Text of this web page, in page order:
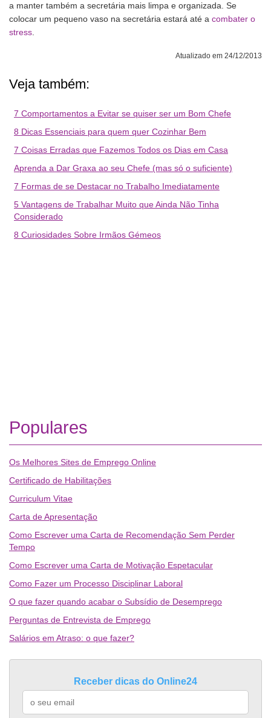
a manter também a secretária mais limpa e organizada. Se
colocar um pequeno vaso na secretária estará até a combater o
stress
Atualizado em 24/12/2013
Veja também:
7 Comportamentos a Evitar se quiser ser um Bom Chefe
8 Dicas Essenciais para quem quer Cozinhar Bem
7 Coisas Erradas que Fazemos Todos os Dias em Casa
Aprenda a Dar Graxa ao seu Chefe (mas só o suficiente)
7 Formas de se Destacar no Trabalho Imediatamente
5 Vantagens de Trabalhar Muito que Ainda Não Tinha
Considerado
8 Curiosidades Sobre Irmãos Gémeos
Populares
Os Melhores Sites de Emprego Online
Certificado de Habilitações
Curriculum Vitae
Carta de Apresentação
Como Escrever uma Carta de Recomendação Sem Perder
Tempo
Como Escrever uma Carta de Motivação Espetacular
Como Fazer um Processo Disciplinar Laboral
O que fazer quando acabar o Subsídio de Desemprego
Perguntas de Entrevista de Emprego
Salários em Atraso: o que fazer?
Receber dicas do Online24